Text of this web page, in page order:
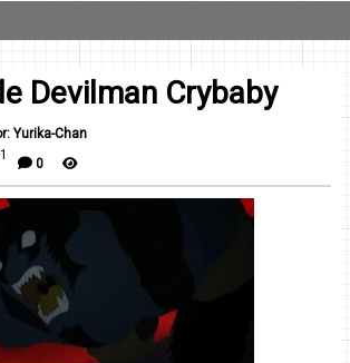
Devilman Crybaby
Yurika-Chan
0